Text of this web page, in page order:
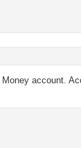
account.